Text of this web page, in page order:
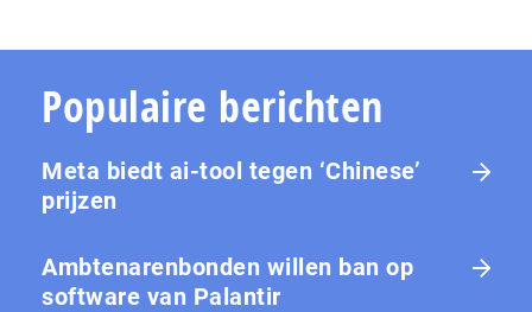
Populaire berichten
Meta biedt ai-tool tegen ‘Chinese’
prijzen
Ambtenarenbonden willen ban op
software van Palantir